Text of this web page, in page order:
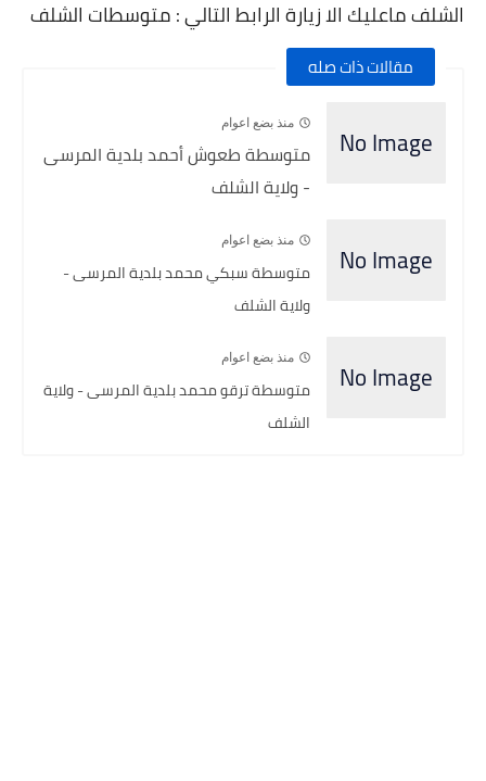
الشلف ماعليك الا زيارة الرابط التالي : متوسطات الشلف
مقالات ذات صله
منذ بضع اعوام
متوسطة طعوش أحمد بلدية المرسى
- ولاية الشلف
منذ بضع اعوام
متوسطة سبكي محمد بلدية المرسى -
ولاية الشلف
منذ بضع اعوام
متوسطة ترقو محمد بلدية المرسى - ولاية
الشلف